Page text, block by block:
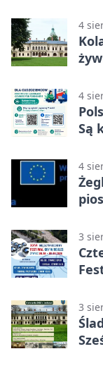
4
4
Są
4
3
3